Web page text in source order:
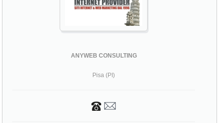
ANYWEB CONSULTING
Pisa (PI)